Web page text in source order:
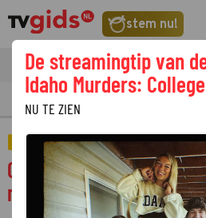
stem nu!
tvgids
OPMERKELIJKE TV
TELEVISIE
Cornald Maas gaat in
met Harm Edens
De streamingtip van
Idaho Murders:
NU TE ZIEN